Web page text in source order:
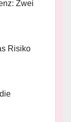
Zwei
Risiko